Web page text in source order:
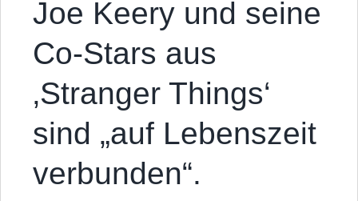
Joe Keery und seine
Co-Stars aus
‚Stranger Things‘
sind „auf Lebenszeit
verbunden“.